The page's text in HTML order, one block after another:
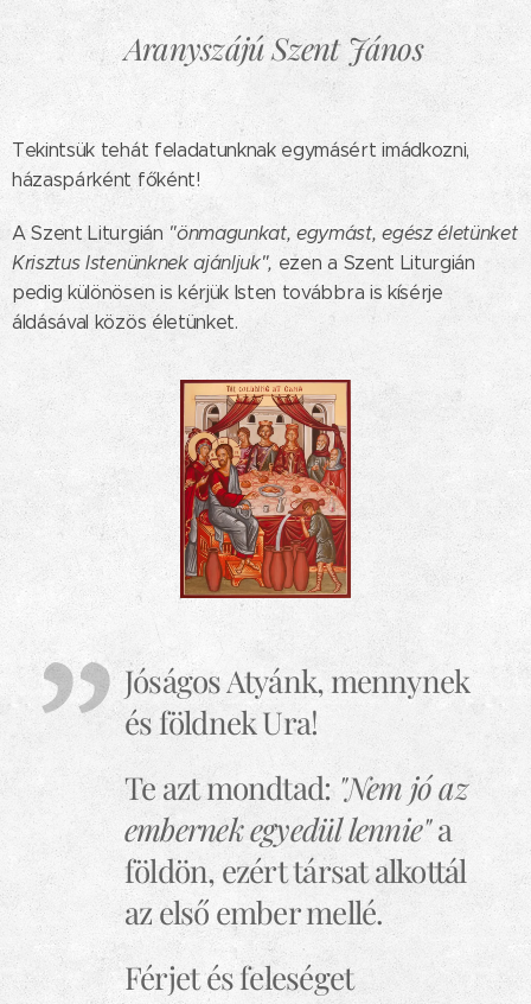
Aranyszájú Szent János
Tekintsük tehát feladatunknak egymásért imádkozni,
házaspárként főként!
A Szent Liturgián "önmagunkat, egymást, egész életünket
Krisztus Istenünknek ajánljuk", ezen a Szent Liturgián
pedig különösen is kérjük Isten továbbra is kísérje
áldásával közös életünket.
Jóságos Atyánk, mennynek
és földnek Ura!
Te azt mondtad:"Nem jó az
embernek egyedül lennie"a
földön, ezért társat alkottál
az első ember mellé.
Férjet és feleséget